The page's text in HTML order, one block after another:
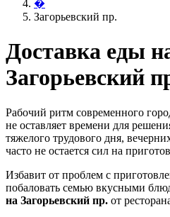
�
Загорьевский пр.
Доставка еды
Загорьевский
Рабочий ритм современного
не оставляет времени для
тяжелого трудового дня,
часто не остается сил на
Избавит от проблем с
побаловать семью вкусными
на Загорьевский пр. от